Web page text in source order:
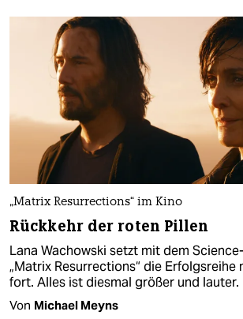
„Matrix Resurrections“ im Kino
Rückkehr der roten Pillen
Lana Wachowski setzt mit dem
„Matrix Resurrections“ die Erfolgsreihe
fort. Alles ist diesmal größer und lauter.
Von Michael Meyns